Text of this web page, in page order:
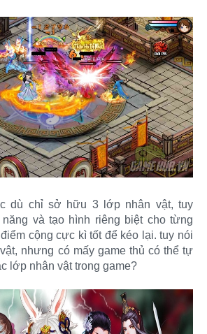
dù chỉ sở hữu 3 lớp nhân vật, tuy
và tạo hình riêng biệt cho từng
cộng cực kì tốt để kéo lại. tuy nói
nhưng có mấy game thủ có thể tự
lớp nhân vật trong game?